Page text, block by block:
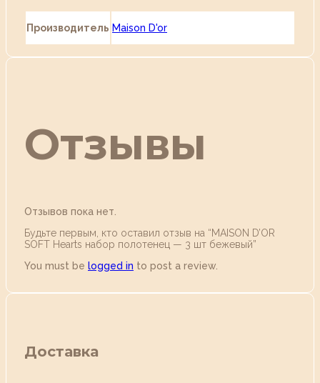
Производитель Maison D'or
Отзывы
Отзывов пока нет.
Будьте первым, кто оставил отзыв на “MAISON D’OR
SOFT Hearts набор полотенец — 3 шт бежевый”
You must be logged in to post a review.
Доставка